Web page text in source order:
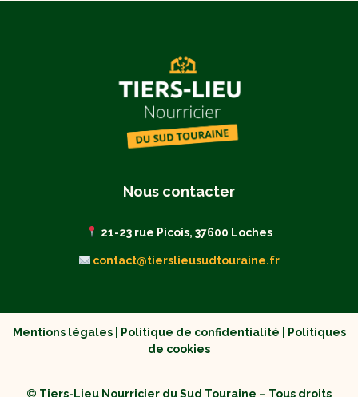
Nous contacter
21-23 rue Picois, 37600 Loches
contact@tierslieusudtouraine.fr
Mentions légales| Politique de confidentialité
Politiques
de cookies
© Tiers-Lieu Nourricier du Sud Touraine – Tous droits